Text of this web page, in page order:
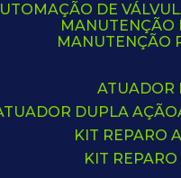
AUTOMAÇÃO DE
ATUADOR DUPLA AÇÃO
KIT REPARO
KIT